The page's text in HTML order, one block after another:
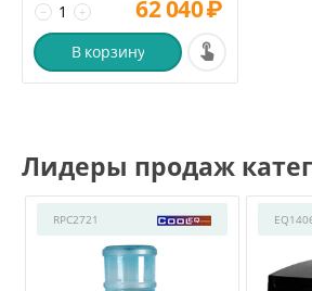
+
− 62 040₽
В корзину
Лидеры продаж
RPC2721